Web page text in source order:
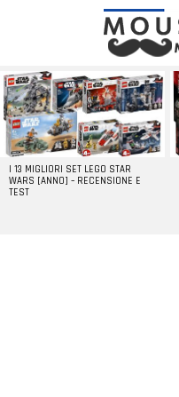
LATEST
STORIES
I 13 MIGLIORI SET LEGO STAR
WARS [ANNO] – RECENSIONE E
TEST